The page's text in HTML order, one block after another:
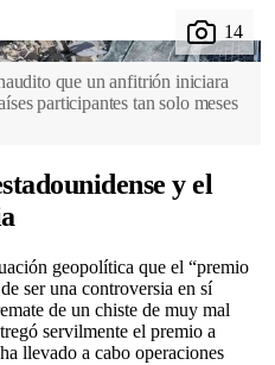
que un anfitrión iniciara
participantes tan solo meses
y el
geopolítica que el “premio
ser una controversia en sí
de un chiste de muy mal
servilmente el premio a
llevado a cabo operaciones